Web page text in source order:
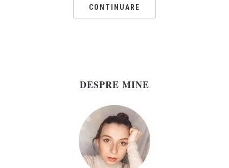
CONTINUARE
DESPRE MINE